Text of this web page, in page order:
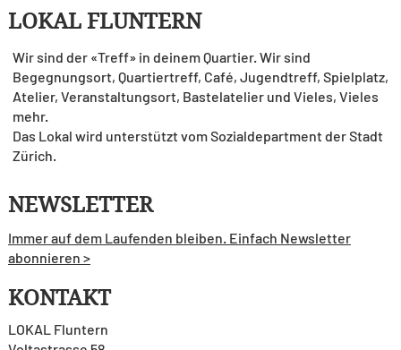
KONTAKT
LOKAL Fluntern
LOKAL FLUNTERN
Wir sind der «Treff» in deinem Quartier. Wir sind
Begegnungsort, Quartiertreff, Café, Jugendtreff, Spielplatz,
Atelier, Veranstaltungsort, Bastelatelier und Vieles, Vieles
mehr.
Das Lokal wird unterstützt vom Sozialdepartment der Stadt
Zürich.
NEWSLETTER
Immer auf dem Laufenden bleiben. Einfach Newsletter
abonnieren >